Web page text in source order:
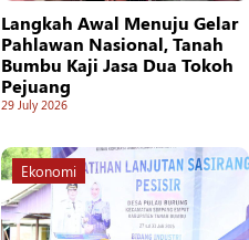
Langkah Awal Menuju Gelar
Pahlawan Nasional, Tanah
Bumbu Kaji Jasa Dua Tokoh
Pejuang
29 July 2026
Ekonomi